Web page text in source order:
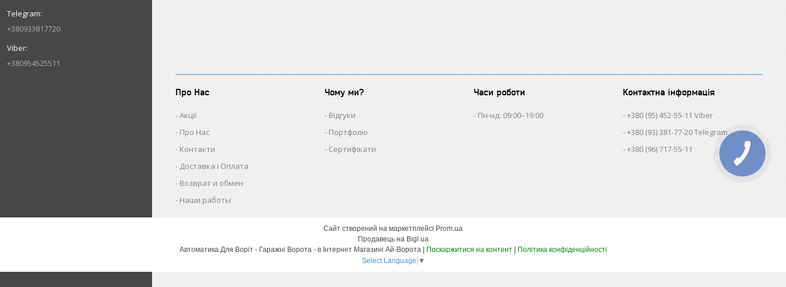
+380933817720
+380954525511
Про Нас
Акції
Про Нас
Контакти
Доставка і Оплата
Возврат и обмен
Наши работы
Чому ми?
Відгуки
Портфоліо
Сертифікати
Часи роботи
Пн-нд: 09:00–19:00
Контактна інформація
+380 (95) 452-55-11 Viber
+380 (93) 381-77-20 Telegram
+380 (96) 717-55-11
Сайт створений на маркетплейсі Prom.ua
Продавець на Bigl.ua
Поскаржитися на контент
Політика конфіденційності
Select Language ▼